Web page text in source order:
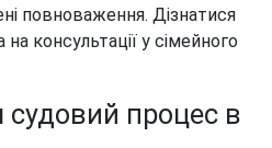
повноваження. Дізнатися
консультації у сімейного
судовий процес в